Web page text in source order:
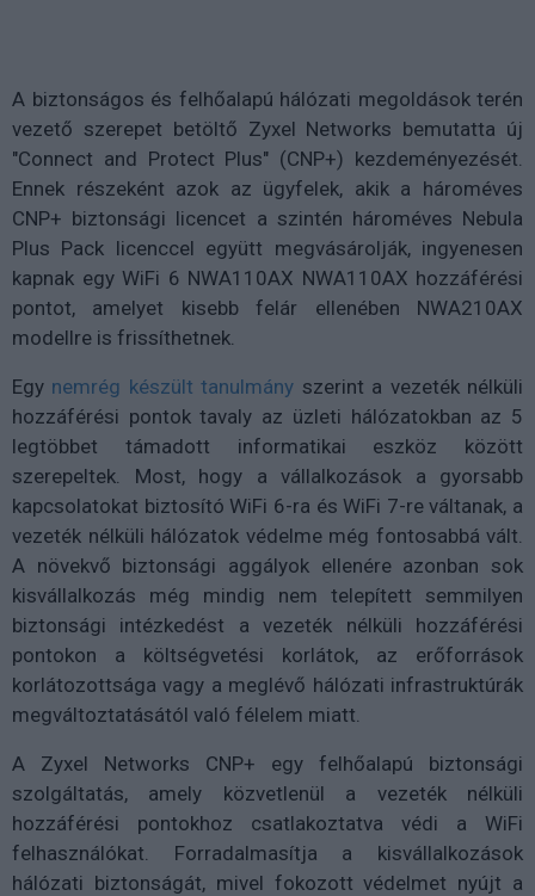
A biztonságos és felhőalapú hálózati megoldások terén
vezető szerepet betöltő Zyxel Networks bemutatta új
"Connect and Protect Plus" (CNP+) kezdeményezését.
Ennek részeként azok az ügyfelek, akik a hároméves
CNP+ biztonsági licencet a szintén hároméves Nebula
Plus Pack licenccel együtt megvásárolják, ingyenesen
kapnak egy WiFi 6 NWA110AX NWA110AX hozzáférési
pontot, amelyet kisebb felár ellenében NWA210AX
modellre is frissíthetnek.
Egy nemrég készülttanulmány szerint a vezeték nélküli
hozzáférési pontok tavaly az üzleti hálózatokban az 5
legtöbbet támadott informatikai eszköz között
szerepeltek. Most, hogy a vállalkozások a gyorsabb
kapcsolatokat biztosító WiFi 6-ra és WiFi 7-re váltanak, a
vezeték nélküli hálózatok védelme még fontosabbá vált.
A növekvő biztonsági aggályok ellenére azonban sok
kisvállalkozás még mindig nem telepített semmilyen
biztonsági intézkedést a vezeték nélküli hozzáférési
pontokon a költségvetési korlátok, az erőforrások
korlátozottsága vagy a meglévő hálózati infrastruktúrák
megváltoztatásától való félelem miatt.
A Zyxel Networks CNP+ egy felhőalapú biztonsági
szolgáltatás, amely közvetlenül a vezeték nélküli
hozzáférési pontokhoz csatlakoztatva védi a WiFi
felhasználókat. Forradalmasítja a kisvállalkozások
hálózati biztonságát, mivel fokozottvédelmet nyújt a